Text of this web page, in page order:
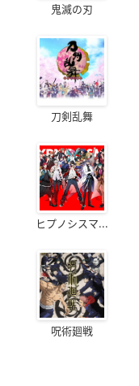
鬼滅の刃
刀剣乱舞
ヒプノシスマ...
呪術廻戦